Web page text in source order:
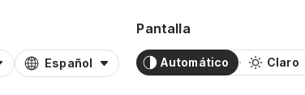
Español
Pantalla
Automático Claro